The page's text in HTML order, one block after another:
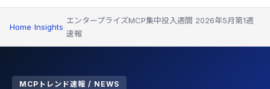
Home Insights
エンタープライズMCP集中投入週間 2026年5月第1週
速報
MCPトレンド速報 / NEWS